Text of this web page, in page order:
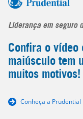
Liderança em seguro
Confira o vídeo
maiúsculo tem
muitos motivos!
Conheça a Prudential